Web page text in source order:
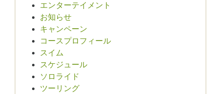
エンターテイメント
お知らせ
キャンペーン
コースプロフィール
スイム
スケジュール
ソロライド
ツーリング